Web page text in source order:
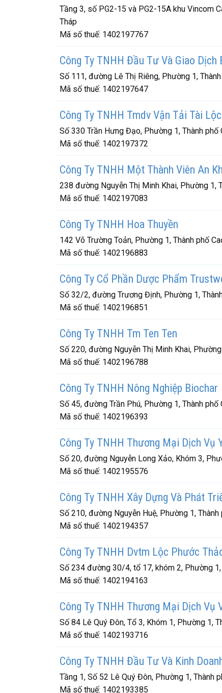
Tầng 3, số PG2-15 và PG2-15A khu Vincom
Tháp
Mã số thuế: 1402197767
Công Ty TNHH Đầu Tư Và Giao Dịch
Số 111, đường Lê Thị Riêng, Phường 1,
Mã số thuế: 1402197647
Công Ty TNHH Tmdv Vận Tải Tài Lộc
Số 330 Trần Hưng Đạo, Phường 1, Thành phố
Mã số thuế: 1402197372
Công Ty TNHH Một Thành Viên An
238 đường Nguyễn Thị Minh Khai, Phường 1,
Mã số thuế: 1402197083
Công Ty TNHH Hoa Thuyền
142 Võ Trường Toản, Phường 1, Thành phố
Mã số thuế: 1402196883
Công Ty Cổ Phần Dược Phẩm
Số 32/2, đường Trương Định, Phường 1,
Mã số thuế: 1402196851
Công Ty TNHH Tm Ten Ten
Số 220, đường Nguyễn Thị Minh Khai,
Mã số thuế: 1402196788
Công Ty TNHH Nông Nghiệp Biochar
Số 45, đường Trần Phú, Phường 1, Thành phố
Mã số thuế: 1402196393
Công Ty TNHH Thương Mại Dịch Vụ
Số 20, đường Nguyễn Long Xảo, Khóm 3,
Mã số thuế: 1402195576
Công Ty TNHH Xây Dựng Và Phát
Số 210, đường Nguyễn Huệ, Phường 1,
Mã số thuế: 1402194357
Công Ty TNHH Dvtm Lộc Phước
Số 234 đường 30/4, tổ 17, khóm 2, Phường
Mã số thuế: 1402194163
Công Ty TNHH Thương Mại Dịch Vụ
Số 84 Lê Quý Đôn, Tổ 3, Khóm 1, Phường 1,
Mã số thuế: 1402193716
Công Ty TNHH Đầu Tư Và Kinh
Tầng 1, Số 52 Lê Quý Đôn, Phường 1, Thành
Mã số thuế: 1402193385